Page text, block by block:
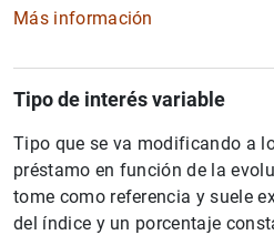
Más información
Tipo de interés variable
Tipo que se va modificando a
préstamo en función de la
tome como referencia y suele
del índice y un porcentaje